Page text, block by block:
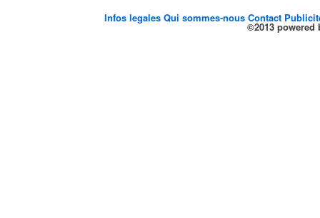
Infos legalesQui sommes-nousContact
©2013 powered